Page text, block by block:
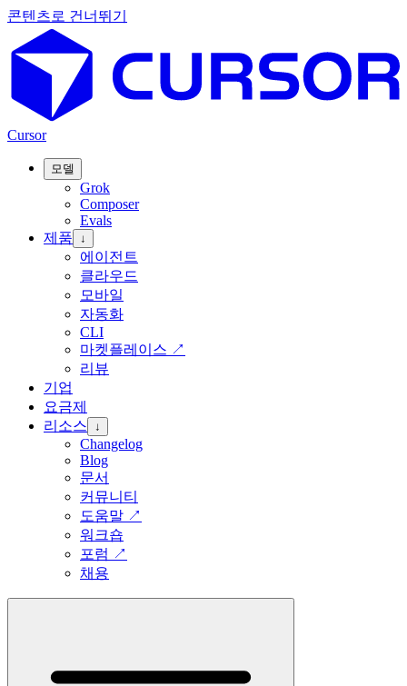
콘텐츠로 건너뛰기
Cursor
모델
Grok
Composer
Evals
제품
↓
에이전트
클라우드
모바일
자동화
CLI
마켓플레이스 ↗
리뷰
기업
요금제
리소스
↓
Changelog
Blog
문서
커뮤니티
도움말 ↗
워크숍
포럼 ↗
채용